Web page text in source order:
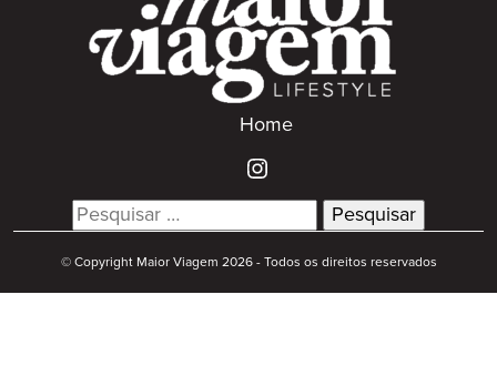
Home
Search
for:
© Copyright Maior Viagem 2026 - Todos os direitos reservados